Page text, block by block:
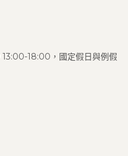
18:00，國定假日與例假